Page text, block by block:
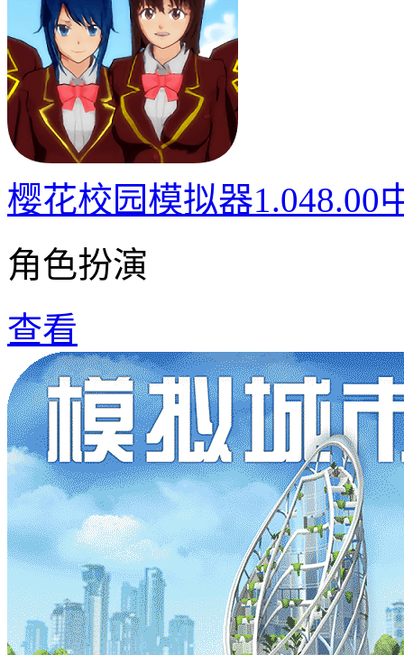
樱花校园模拟器1.048.00
角色扮演
查看